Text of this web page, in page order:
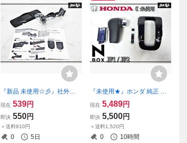
『新品 未使用☆彡』社外品
ドラレコホルダー ドライブ
レコーダー ステー付 カーア
クセサリー 即納
現在 539円
即決 550円
＋送料910円
0 5日
『未使用★』ホンダ 純正 N-
BOX JF1 JF2 シフトパネル
シフトノブ 3点 即納
現在 5,489円
即決 5,500円
＋送料1,520円
0 10時間